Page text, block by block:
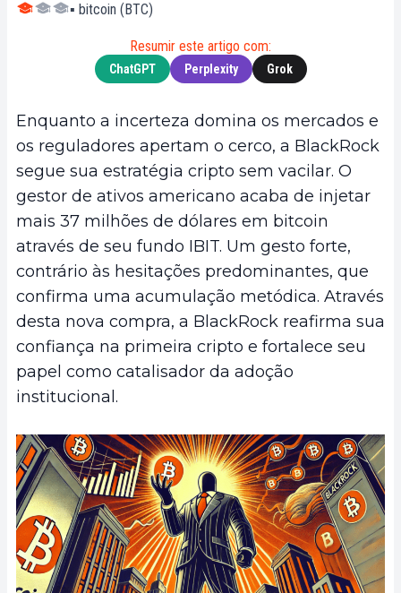
▪ bitcoin (BTC)
Resumir este artigo com:
ChatGPT Perplexity Grok
Enquanto a incerteza domina os mercados e
os reguladores apertam o cerco, a BlackRock
segue sua estratégia cripto sem vacilar. O
gestor de ativos americano acaba de injetar
mais 37 milhões de dólares em bitcoin
através de seu fundo IBIT. Um gesto forte,
contrário às hesitações predominantes, que
confirma uma acumulação metódica. Através
desta nova compra, a BlackRock reafirma sua
confiança na primeira cripto e fortalece seu
papel como catalisador da adoção
institucional.